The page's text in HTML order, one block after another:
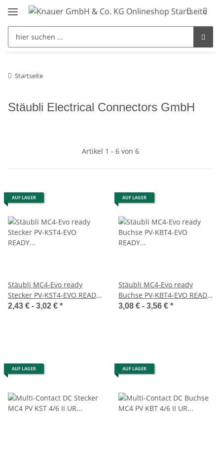
Startseite
Stäubli Electrical Connectors GmbH
Artikel 1 - 6 von 6
AUF LAGER
Stäubli MC4-Evo ready
Stecker PV-KST4-EVO READY
für Leitungsdurchmesser
2,43 € - 3,02 € *
AUF LAGER
Stäubli MC4-Evo ready
Buchse PV-KBT4-EVO READY
für Leitungsdurchmesser
3,08 € - 3,56 € *
AUF LAGER AUF LAGER